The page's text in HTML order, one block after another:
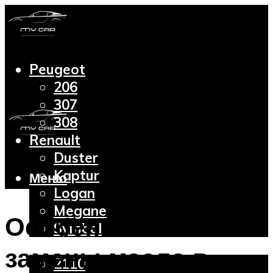
Peugeot
206
307
308
Renault
Duster
Kaptur
Logan
Megane
Symbol
2110
Меню
Особенности
замены масла в